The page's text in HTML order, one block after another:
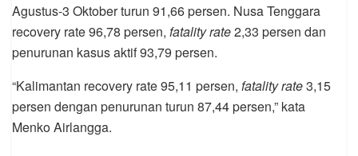
Agustus-3 Oktober turun 91,66 persen. Nusa Tenggara
recovery rate 96,78 persen, fatality rate2,33 persen dan
penurunan kasus aktif 93,79 persen.
“Kalimantan recovery rate 95,11 persen, fatality rate3,15
persen dengan penurunan turun 87,44 persen,” kata
Menko Airlangga.